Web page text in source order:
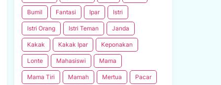
Bumil Fantasi Ipar Istri
Istri Orang Istri Teman Janda
Kakak Kakak Ipar Keponakan
Lonte Mahasiswi Mama
Mama Tiri Mamah Mertua Pacar